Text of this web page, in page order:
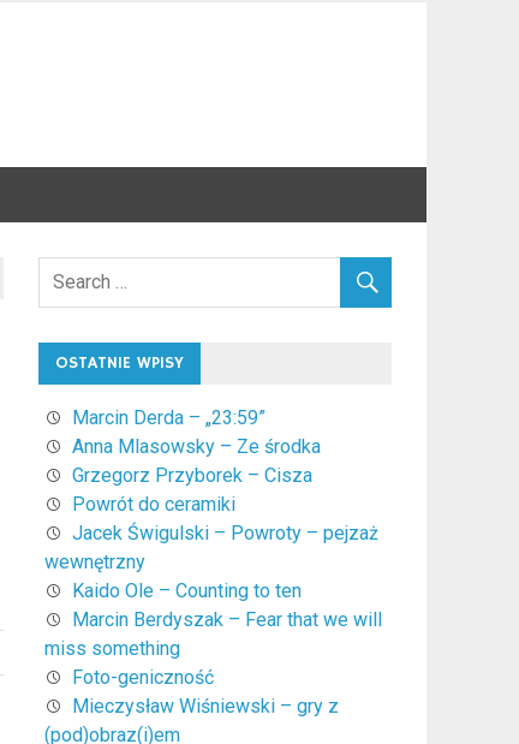
OSTATNIE WPISY
Marcin Derda – „23:59”
Anna Mlasowsky – Ze środka
Grzegorz Przyborek – Cisza
Powrót do ceramiki
Jacek Świgulski – Powroty – pejzaż
wewnętrzny
Kaido Ole – Counting to ten
Marcin Berdyszak – Fear that we will
miss something
Foto-geniczność
Mieczysław Wiśniewski – gry z
(pod)obraz(i)em